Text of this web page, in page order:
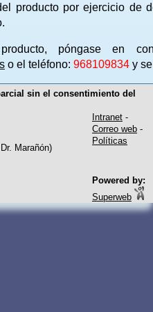
producto por ejercicio de
póngase en
o el teléfono: 968109834 y
sin el consentimiento del
Marañón)
Intranet -
Correo web -
Políticas
Powered by:
Superweb